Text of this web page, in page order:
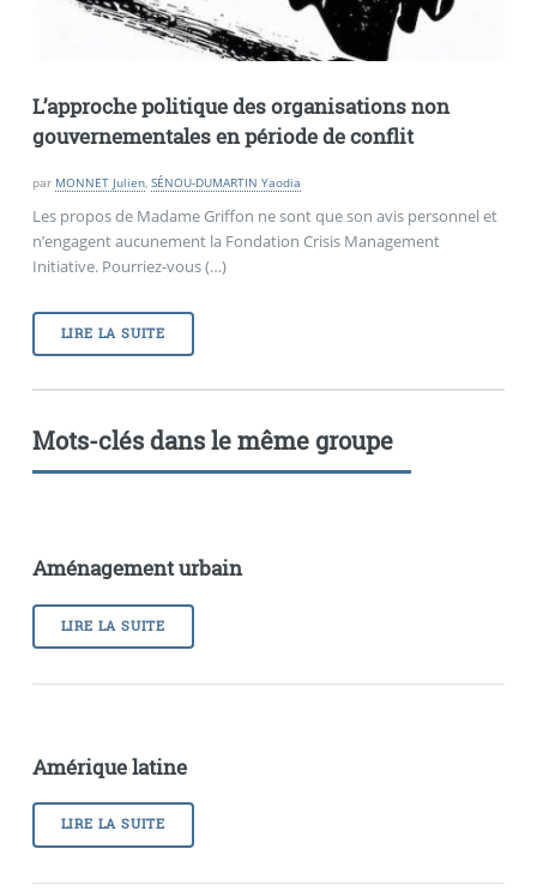
L’approche politique des organisations non
gouvernementales en période de conflit
par MONNET Julien, SÉNOU-DUMARTIN Yaodia
Les propos de Madame Griffon ne sont que son avis personnel et
n’engagent aucunement la Fondation Crisis Management
Initiative. Pourriez-vous (…)
LIRE LA SUITE
Mots-clés dans le même groupe
Aménagement urbain
LIRE LA SUITE
Amérique latine
LIRE LA SUITE